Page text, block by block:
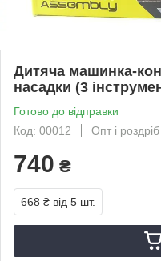
Дитяча машинка-
насадки (3
Готово до відправки
Код: 00012
Опт і роздріб
740 ₴
668 ₴ від 5 шт.